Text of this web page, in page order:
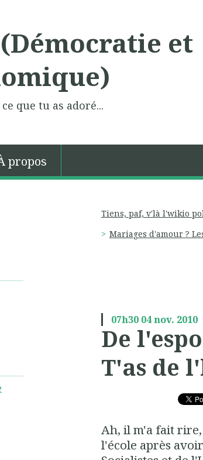
et
que tu as adoré...
propos
Tiens, paf, v'là l'wikio
Mariages d'amour ?
07h30 04nov. 2010
De
T'as de
Ah, il m'a fait
l'école après